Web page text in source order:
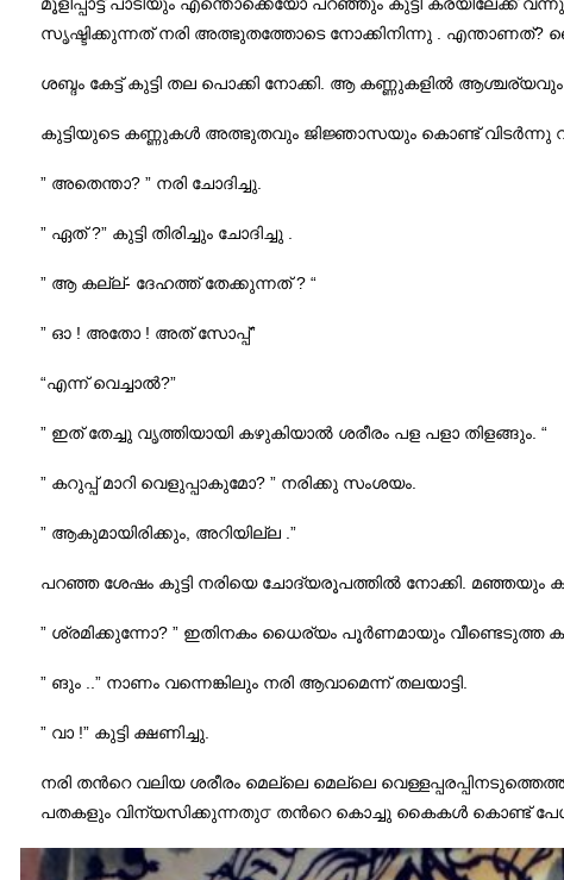
സൃഷ്ടിക്കുന്നത് നരി അത്ഭുതത്തോടെ നോക്കിനിന്നു . എന്താണത്?
ശബ്ദം കേട്ട് കുട്ടി തല പൊക്കി നോക്കി. ആ കണ്ണുകളിൽ
കുട്ടിയുടെ കണ്ണുകൾ അത്ഭുതവും ജിജ്ഞാസയും കൊണ്ട് വിടർന്നു
” അതെന്താ? ” നരി ചോദിച്ചു.
” ഏത് ?” കുട്ടി തിരിച്ചും ചോദിച്ചു .
” ആ കല്ല്- ദേഹത്ത് തേക്കുന്നത് ? “
” ഓ ! അതോ ! അത് സോപ്പ്”
“എന്ന് വെച്ചാൽ?”
” ഇത് തേച്ചു വൃത്തിയായി കഴുകിയാൽ ശരീരം പള പളാ തിളങ്ങും. “
” കറുപ്പ് മാറി വെളുപ്പാകുമോ? ” നരിക്കു സംശയം.
” ആകുമായിരിക്കും, അറിയില്ല .”
പറഞ്ഞ ശേഷം കുട്ടി നരിയെ ചോദ്യരൂപത്തിൽ നോക്കി. മഞ്ഞയും
” ശ്രമിക്കുന്നോ? ” ഇതിനകം ധൈര്യം പൂർണമായും വീണ്ടെടുത്ത
” ങും ..” നാണം വന്നെങ്കിലും നരി ആവാമെന്ന് തലയാട്ടി.
” വാ !” കുട്ടി ക്ഷണിച്ചു.
നരി തന്‍റെ വലിയ ശരീരം മെല്ലെ മെല്ലെ
പതകളും വിന്യസിക്കുന്നതു൦ തന്‍റെ കൊച്ചു കൈകൾ കൊണ്ട്